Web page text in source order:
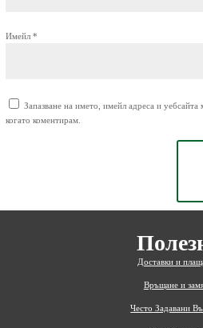
Имейл *
Запазване на името, имейл адреса и уебсайта
когато коментирам.
Доставки и
Връщане и
Често Задавани